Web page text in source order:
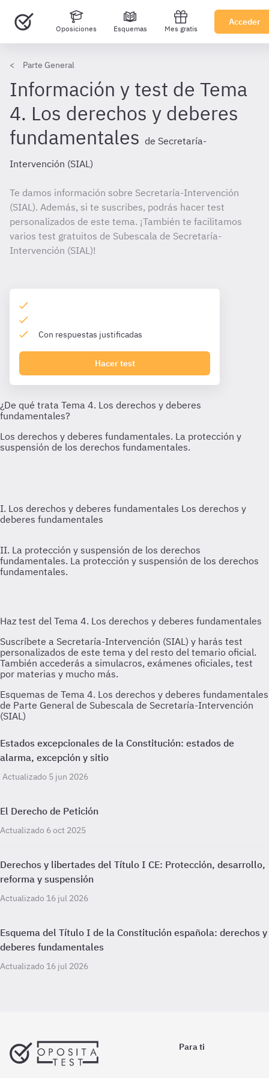
Oposiciones Esquemas Mes gratis
Acceder
Parte General
Información y test de Tema
4. Los derechos y deberes
fundamentales de Secretaría-
Intervención (SIAL)
Te damos información sobre Secretaría-Intervención
(SIAL). Además, si te suscribes, podrás hacer test
personalizados de este tema. ¡También te facilitamos
varios test gratuitos de Subescala de Secretaría-
Intervención (SIAL)!
Con respuestas justificadas
Hacer test
I. Los derechos y deberes fundamentales Los derechos y
deberes fundamentales
II. La protección y suspensión de los derechos
fundamentales. La protección y suspensión de los derechos
fundamentales.
Esquemas de Tema 4. Los derechos y deberes fundamentales
de Parte General de Subescala de Secretaría-Intervención
(SIAL)
Estados excepcionales de la Constitución: estados de
alarma, excepción y sitio
Actualizado 5 jun 2026
El Derecho de Petición
Actualizado 6 oct 2025
Derechos y libertades del Título I CE: Protección, desarrollo,
reforma y suspensión
Actualizado 16 jul 2026
Esquema del Título I de la Constitución española: derechos y
deberes fundamentales
Actualizado 16 jul 2026
Para ti